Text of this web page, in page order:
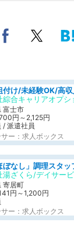
綜合キャリアオプシ
富士市
円～2,125円
/ 派遣社員
サー：求人ボックス
寄居町
円～1,200円
ー：求人ボックス